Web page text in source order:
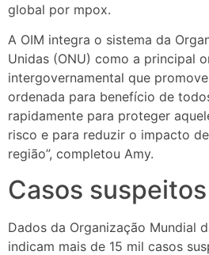
global por mpox.
A OIM integra o sistema da
Unidas (ONU) como a principal
intergovernamental que
ordenada para benefício de
rapidamente para proteger
risco e para reduzir o impacto
região”, completou Amy.
Casos suspeitos
Dados da Organização Mundial
indicam mais de 15 mil casos